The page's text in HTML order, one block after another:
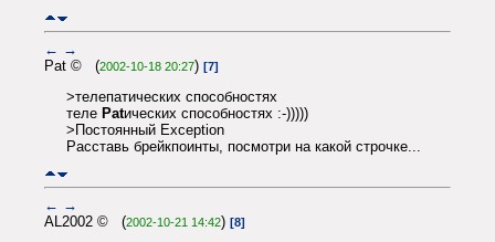
← →
Pat © (2002-10-18 20:27) [7]
>телепатических способностях
теле Patических способностях :-)))))
>Постоянный Exception
Расставь брейкпоинты, посмотри на какой строчке...
← →
AL2002 © (2002-10-21 14:42) [8]